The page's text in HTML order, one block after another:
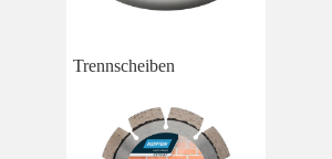
Trennscheiben